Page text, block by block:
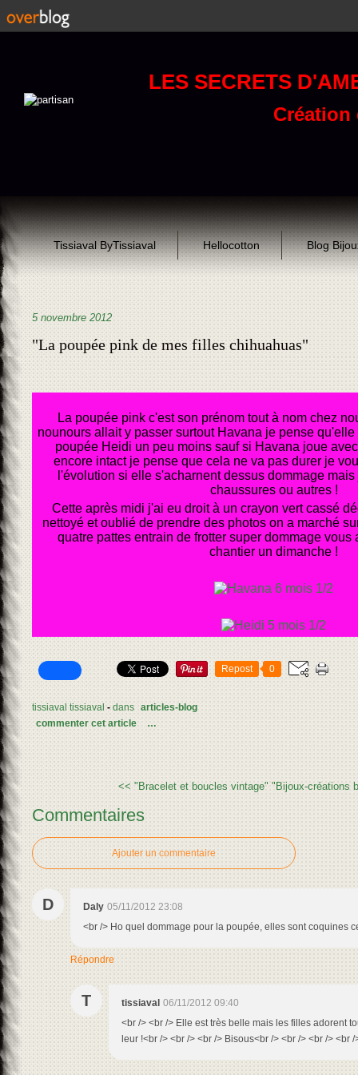
LES SECRETS
Création
Tissiaval ByTissiaval Hellocotton Blog
5 novembre 2012
"La poupée pink de mes filles chihuahuas"
La poupée pink c'est son prénom tout à nom chez
nounours allait y passer surtout Havana je pense
poupée Heidi un peu moins sauf si Havana joue
encore intact je pense que cela ne va pas durer je
l'évolution si elle s'acharnent dessus dommage
chaussures ou autres !
Cette après midi j'ai eu droit à un crayon vert cassé
nettoyé et oublié de prendre des photos on a marché
quatre pattes entrain de frotter super dommage vous
chantier un dimanche !
Repost 0
tissiaval tissiaval - dans articles-blog
commenter cet article
…
<< "Bracelet et boucles vintage" "Bijoux-créations
Commentaires
Ajouter un commentaire
D Daly 05/11/2012 23:08
<br /> Ho quel dommage pour la poupée, elles sont coquines
Répondre
T tissiaval 06/11/2012 09:40
<br /> <br /> Elle est très belle mais les filles adorent
leur !<br /> <br /> <br /> Bisous<br /> <br /> <br /> <br /